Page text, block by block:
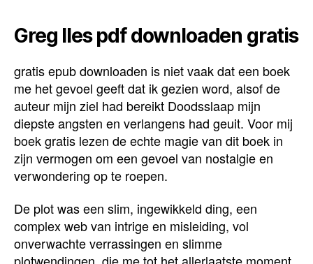
Greg Iles pdf downloaden gratis
gratis epub downloaden is niet vaak dat een boek
me het gevoel geeft dat ik gezien word, alsof de
auteur mijn ziel had bereikt Doodsslaap mijn
diepste angsten en verlangens had geuit. Voor mij
boek gratis lezen de echte magie van dit boek in
zijn vermogen om een gevoel van nostalgie en
verwondering op te roepen.
De plot was een slim, ingewikkeld ding, een
complex web van intrige en misleiding, vol
onverwachte verrassingen en slimme